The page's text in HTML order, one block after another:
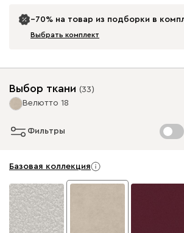
−70% на товар из подборки в
Выбрать комплект
Выбор ткани (33)
Велютто 18
Фильтры
Базовая коллекция